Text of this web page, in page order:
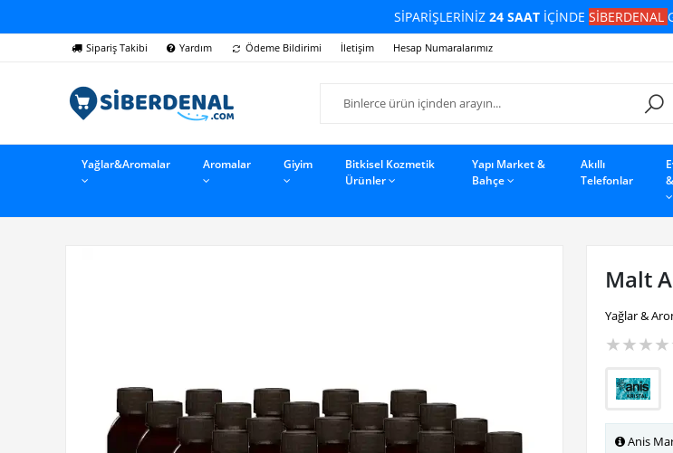
SİPARİŞLERİNİZ 24 SAATİÇİNDE SİBERDENAL
Sipariş Takibi Yardım Ödeme Bildirimi İletişim Hesap Numaralarımız
Yağlar&Aromalar Aromalar Giyim
Bitkisel Kozmetik
Ürünler
Yapı Market &
Bahçe
Akıllı
Telefonlar
Malt
Yağlar &
★★★★
Anis